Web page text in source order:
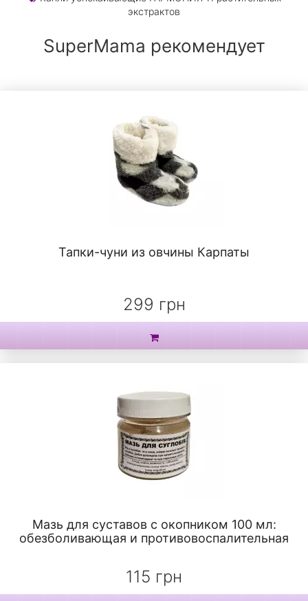
экстрактов
SuperMama рекомендует
Тапки-чуни из овчины Карпаты
299 грн
Мазь для суставов с окопником 100 мл:
обезболивающая и противовоспалительная
115 грн